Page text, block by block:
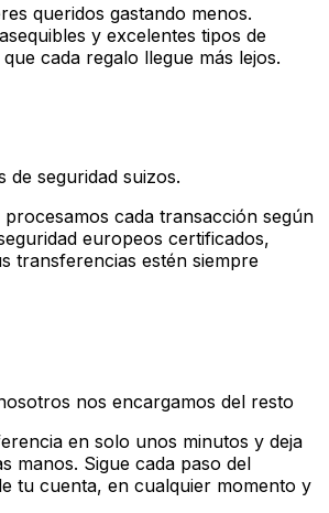
queridos gastando menos.
y excelentes tipos de
cada regalo llegue más lejos.
de seguridad suizos.
procesamos cada transacción según
europeos certificados,
transferencias estén siempre
nos encargamos del resto
en solo unos minutos y deja
manos. Sigue cada paso del
tu cuenta, en cualquier momento y